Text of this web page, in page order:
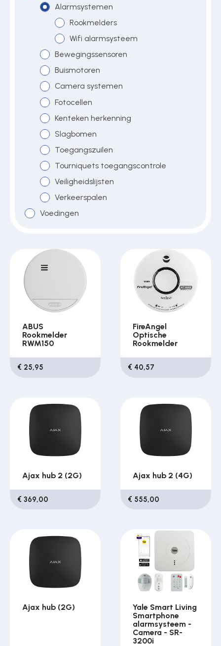
Alarmsystemen
Rookmelders
Wifi alarmsysteem
Bewegingssensoren
Buismotoren
Camera systemen
Fotocellen
Kenteken herkenning
Slagbomen
Toegangszuilen
Tourniquets toegangscontrole
Veiligheidslijsten
Verkeerspalen
Voedingen
ABUS
Rookmelder
RWM150
€ 25,95
FireAngel
Optische
Rookmelder
€ 40,57
Ajax hub 2 (2G)
€ 369,00
Ajax hub 2 (4G)
€ 555,00
Ajax hub (2G)
Yale Smart Living
Smartphone
alarmsysteem -
Camera - SR-
3200i